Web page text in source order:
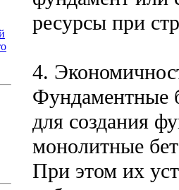
ресурсы при
4.
Фундаментные
для создания
монолитные
При этом их